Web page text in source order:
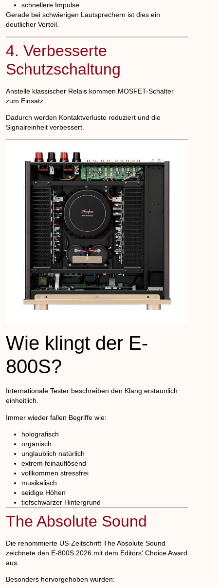
schnellere Impulse
Gerade bei schwierigen Lautsprechern ist dies ein
deutlicher Vorteil.
4. Verbesserte
Schutzschaltung
Anstelle klassischer Relais kommen MOSFET-Schalter
zum Einsatz.
Dadurch werden Kontaktverluste reduziert und die
Signalreinheit verbessert.
Wie klingt der E-
800S?
Internationale Tester beschreiben den Klang erstaunlich
einheitlich.
Immer wieder fallen Begriffe wie:
holografisch
organisch
unglaublich natürlich
extrem feinauflösend
vollkommen stressfrei
musikalisch
seidige Höhen
tiefschwarzer Hintergrund
The Absolute Sound
Die renommierte US-ZeitschriftThe Absolute Sound
zeichnete den E-800S 2026 mit dem Editors‘ Choice Award
aus.
Besonders hervorgehoben wurden: